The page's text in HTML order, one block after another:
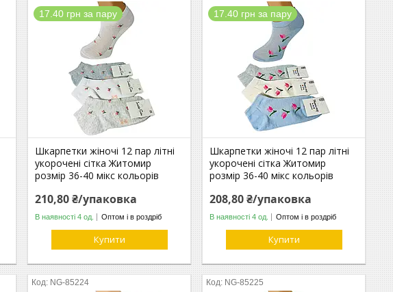
17.40 грн за пару
Шкарпетки жіночі 12 пар літні
укорочені сітка Житомир
розмір 36-40 мікс кольорів
210,80 ₴/упаковка
В наявності 4 од. Оптом і в роздріб
Купити
17.40 грн за пару
Шкарпетки жіночі 12 пар літні
укорочені сітка Житомир
розмір 36-40 мікс кольорів
208,80 ₴/упаковка
В наявності 4 од. Оптом і в роздріб
Купити
NG-85224 NG-85225